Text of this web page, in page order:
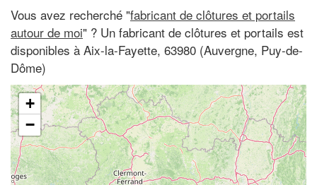
Vous avez recherché "fabricant de clôtures et portails
autour de moi" ? Un fabricant de clôtures et portails est
disponibles à Aix-la-Fayette, 63980 (Auvergne, Puy-de-
Dôme)
+
−